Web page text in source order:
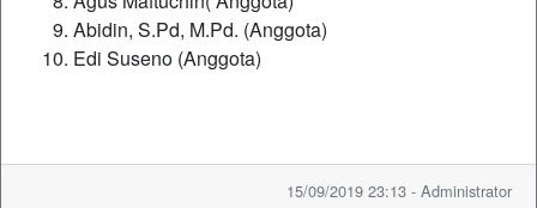
Abidin, S.Pd, M.Pd. (Anggota)
Edi Suseno (Anggota)
15/09/2019 23:13 - Administrator